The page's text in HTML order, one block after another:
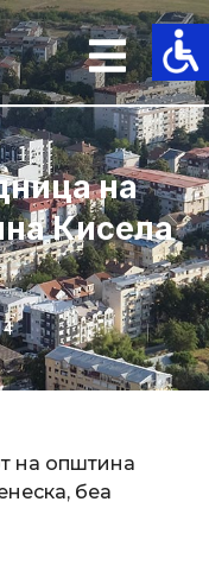
на
Кисела
на општина
беа